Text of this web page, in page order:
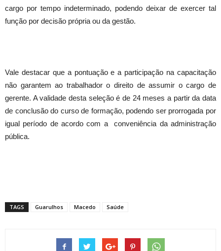
cargo por tempo indeterminado, podendo deixar de exercer tal
função por decisão própria ou da gestão.
Vale destacar que a pontuação e a participação na capacitação
não garantem ao trabalhador o direito de assumir o cargo de
gerente. A validade desta seleção é de 24 meses a partir da data
de conclusão do curso de formação, podendo ser prorrogada por
igual período de acordo com a conveniência da administração
pública.
TAGS Guarulhos Macedo Saúde